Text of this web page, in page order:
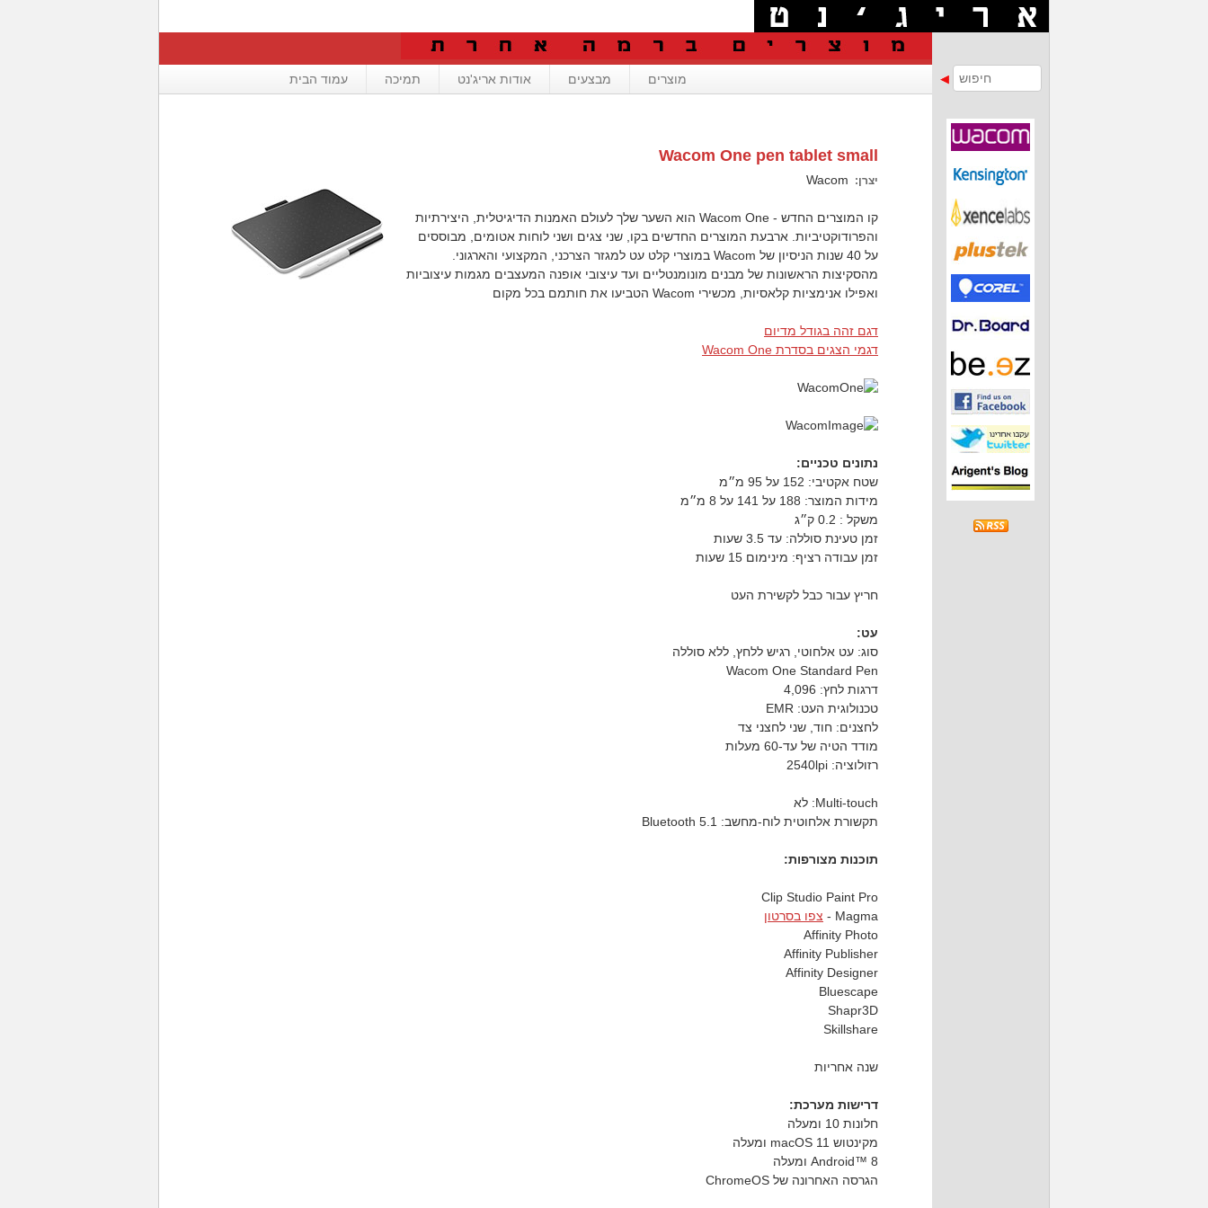
עמוד הבית תמיכה אודות אריג'נט מבצעים מוצרים
Wacom One pen tablet small
יצרן:
קו המוצרים החדש - Wacom One הוא השער שלך לעולם האמנות הדיגיטלית, היצירתיות
והפרודוקטיביות. ארבעת המוצרים החדשים בקו, שני צגים ושני לוחות אטומים, מבוססים
על 40 שנות הניסיון של Wacom במוצרי קלט עט למגזר הצרכני, המקצועי והארגוני.
מהסקיצות הראשונות של מבנים מונומנטליים ועד עיצובי אופנה המעצבים מגמות עיצוביות
ואפילו אנימציות קלאסיות, מכשירי Wacom הטביעו את חותמם בכל מקום
דגם זהה בגודל מדיום
דגמי הצגים בסדרת Wacom One
נתונים טכניים:
שטח אקטיבי: 152 על 95 מ״מ
מידות המוצר: 188 על 141 על 8 מ״מ
משקל : 0.2 ק״ג
זמן טעינת סוללה: עד 3.5 שעות
זמן עבודה רציף: מינימום 15 שעות
חריץ עבור כבל לקשירת העט
עט:
סוג: עט אלחוטי, רגיש ללחץ, ללא סוללה
Wacom One Standard Pen
דרגות לחץ: 4,096
טכנולוגית העט: EMR
לחצנים: חוד, שני לחצני צד
מודד הטיה של עד-60 מעלות
רזולוציה: 2540lpi
Multi-touch: לא
תקשורת אלחוטית לוח-מחשב: Bluetooth 5.1
תוכנות מצורפות:
Clip Studio Paint Pro
Magma -
צפו בסרטון
Affinity Photo
Affinity Publisher
Affinity Designer
Bluescape
Shapr3D
Skillshare
שנה אחריות
דרישות מערכת:
חלונות 10 ומעלה
מקינטוש macOS 11 ומעלה
Android™ 8 ומעלה
הגרסה האחרונה של ChromeOS